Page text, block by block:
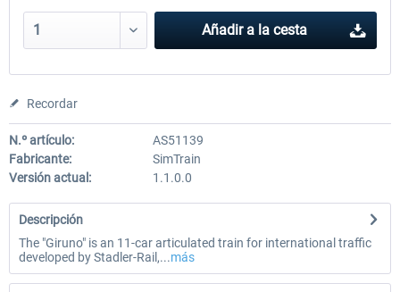
Añadir a la cesta
Recordar
N.º artículo:
AS51139
Fabricante:
SimTrain
Versión actual:
1.1.0.0
Descripción
The "Giruno" is an 11-car articulated train for international traffic
developed by Stadler-Rail,...más